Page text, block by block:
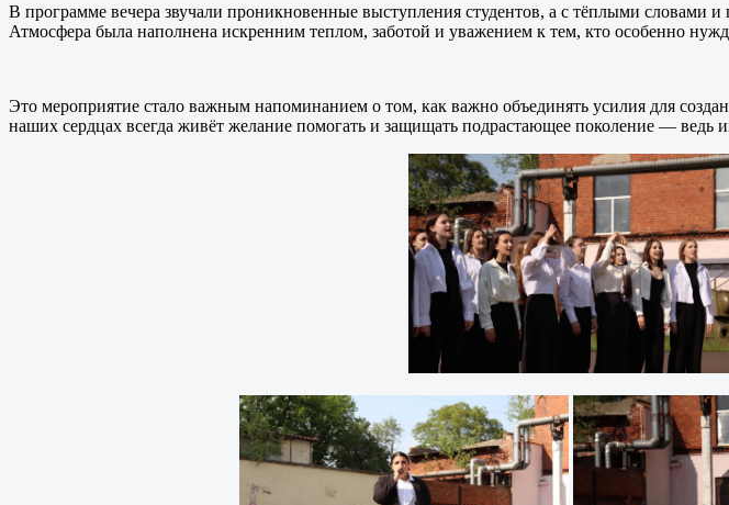
В программе вечера звучали проникновенные выступления студентов, а с тёплыми словами
Атмосфера была наполнена искренним теплом, заботой и уважением к тем, кто особенно
Это мероприятие стало важным напоминанием о том, как важно объединять усилия для
наших сердцах всегда живёт желание помогать и защищать подрастающее поколение — ведь